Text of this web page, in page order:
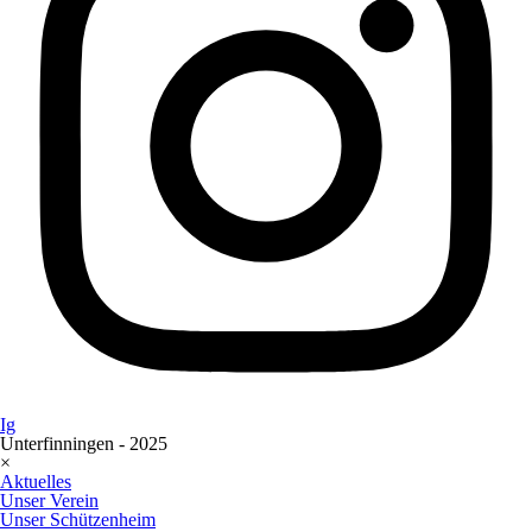
Ig
Unterfinningen - 2025
×
Aktuelles
Unser Verein
Unser Schützenheim